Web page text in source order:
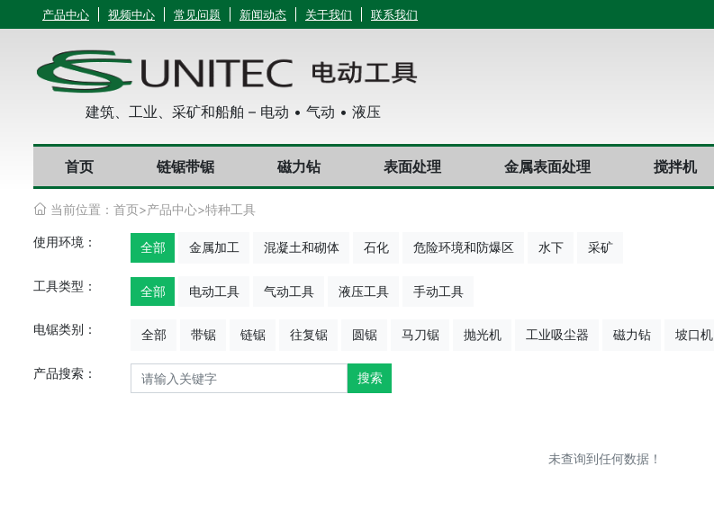
产品中心 视频中心 常见问题 新闻动态 关于我们 联系我们
建筑、工业、采矿和船舶 – 电动 • 气动 • 液压
首页 链锯带锯 磁力钻 表面处理 金属表面处理 搅拌机
当前位置： 首页>产品中心>特种工具
使用环境： 全部 金属加工 混凝土和砌体 石化 危险环境和防爆区 水下 采矿
工具类型： 全部 电动工具 气动工具 液压工具 手动工具
电锯类别： 全部 带锯 链锯 往复锯 圆锯 马刀锯 抛光机 工业吸尘器 磁力钻 坡口机
产品搜索： 搜索
未查询到任何数据！